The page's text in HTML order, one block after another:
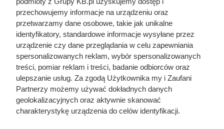
kara, jaką bogowie zgotowali Lokiemu
Miała 17 lat i zagrała całkowicie nagą rolę. Dziś
nikt by na to nie pozwolił
Mąż ją zdradzał i zaraził kiłą, a lekarze faszerowali
arszenikiem. Przerażająca prawda o cenie, jaką
Karen Blixen zapłaciła za Afrykę
przechowujemy informacje na urządzeniu oraz
przetwarzamy dane osobowe, takie jak unikalne
identyfikatory, standardowe informacje wysyłane przez
urządzenie czy dane przeglądania w celu zapewniania
spersonalizowanych reklam, wybór spersonalizowanych
treści, pomiar reklam i treści, badanie odbiorców oraz
ulepszanie usług. Za zgodą Użytkownika my i Zaufani
Partnerzy możemy używać dokładnych danych
geolokalizacyjnych oraz aktywnie skanować
charakterystykę urządzenia do celów identyfikacji.